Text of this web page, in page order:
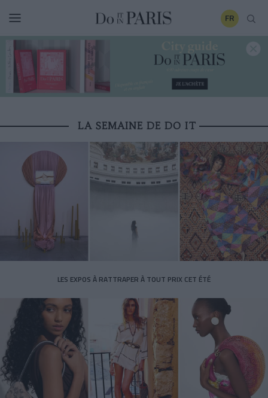
FR
LA SEMAINE DE DO IT
LES EXPOS À RATTRAPER À TOUT PRIX CET ÉTÉ